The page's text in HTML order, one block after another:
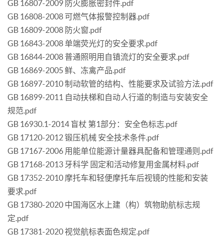
GB 16807-2009 防火膨胀密封件.pdf
GB 16808-2008 可燃气体报警控制器.pdf
GB 16809-2008 防火窗.pdf
GB 16843-2008 单端荧光灯的安全要求.pdf
GB 16844-2008 普通照明用自镇流灯的安全要求.pdf
GB 16869-2005 鲜、冻禽产品.pdf
GB 16897-2010 制动软管的结构、性能要求及试验方法.pdf
GB 16899-2011 自动扶梯和自动人行道的制造与安装安全
规范.pdf
GB 16930.1-2014 盲杖 第1部分：安全色标志.pdf
GB 17120-2012 锻压机械 安全技术条件.pdf
GB 17167-2006 用能单位能源计量器具配备和管理通则.pdf
GB 17168-2013 牙科学 固定和活动修复用金属材料.pdf
GB 17352-2010 摩托车和轻便摩托车后视镜的性能和安装
要求.pdf
GB 17380-2020 中国海区水上建（构）筑物助航标志规
定.pdf
GB 17381-2020 视觉航标表面色规定.pdf